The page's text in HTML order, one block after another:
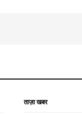
ताज़ा खबर